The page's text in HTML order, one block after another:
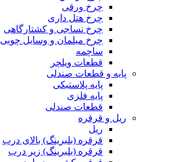
چرخ ورقی
چرخ هتل داری
چرخ نساجی و کشتارگاهی
چرخ مبلمان و وسایل چوبی
ساچمه
قطعات ویلچر
پایه و قطعات صندلی
پایه پلاستیکی
پایه فلزی
قطعات صندلی
ریل و قرقره
ریل
قرقره (بلبرینگ) بالای درب
قرقره (بلبرینگ) زیر درب